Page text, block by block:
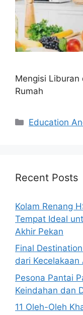
Mengisi Liburan
Rumah
Categories
Education
Recent Posts
Kolam Renang
Tempat Ideal
Akhir Pekan
Final
dari Kecelakaan
Pesona Pantai
Keindahan dan
11 Oleh-Oleh